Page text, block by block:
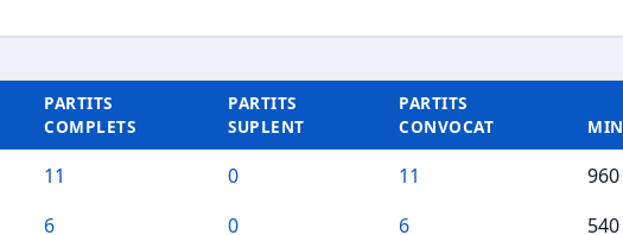
PARTITS
COMPLETS
PARTITS
SUPLENT
PARTITS
CONVOCAT
11 0 11 960
6 0 6 540